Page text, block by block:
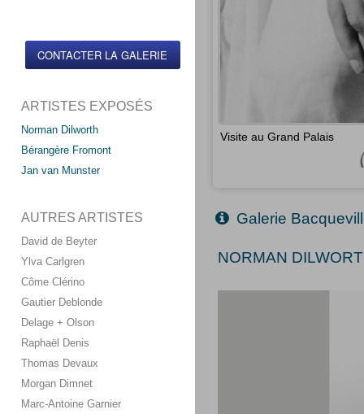
CONTACTER LA GALERIE
ARTISTES EXPOSÉS
Norman Dilworth
Bérangère Fromont
Jan van Munster
AUTRES ARTISTES
David de Beyter
Ylva Carlgren
Côme Clérino
Gautier Deblonde
Delage + Olson
Raphaël Denis
Thomas Devaux
Morgan Dimnet
Marc-Antoine Garnier
Visite au Grand Palais
Galerie
NORMAN